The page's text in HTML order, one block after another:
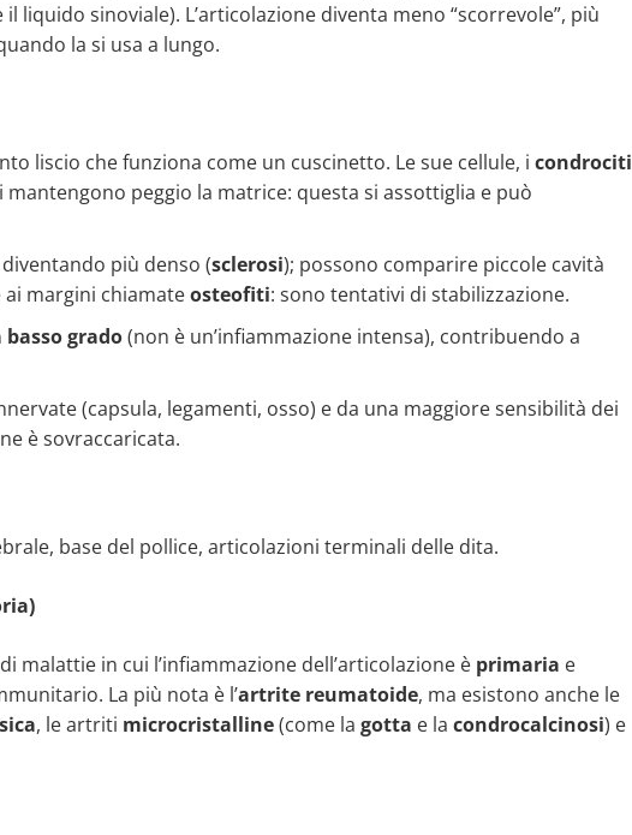
liquido sinoviale). L’articolazione diventa meno “scorrevole”, più
la si usa a lungo.
liscio che funziona come un cuscinetto. Le sue cellule, i condrociti
mantengono peggio la matrice: questa si assottiglia e può
più denso (sclerosi); possono comparire piccole cavità
ai margini chiamateosteofiti: sono tentativi di stabilizzazione.
basso grado(non è un’infiammazione intensa), contribuendo a
(capsula, legamenti, osso) e da una maggiore sensibilità dei
è sovraccaricata.
base del pollice, articolazioni terminali delle dita.
malattie in cui l’infiammazione dell’articolazione è primaria e
La più nota è l’artrite reumatoide, ma esistono anche le
, le artriti microcristalline(come la gotta e la condrocalcinosi) e